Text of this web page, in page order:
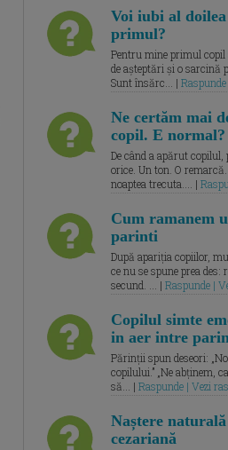
Voi iubi al
primul?
Pentru mine primul
de așteptări și o sarcină
Sunt însărc... |
Ne certăm mai
copil. E normal?
De când a apărut
orice. Un ton. O
noaptea trecuta.... |
Cum ramanem
parinti
După apariția copiilor,
ce nu se spune prea des:
secund. ... | Raspunde |
Copilul simte
in aer intre
Părinții spun deseori:
copilului.” „Ne abținem,
să... | Raspunde | Vezi
Naștere
cezariană